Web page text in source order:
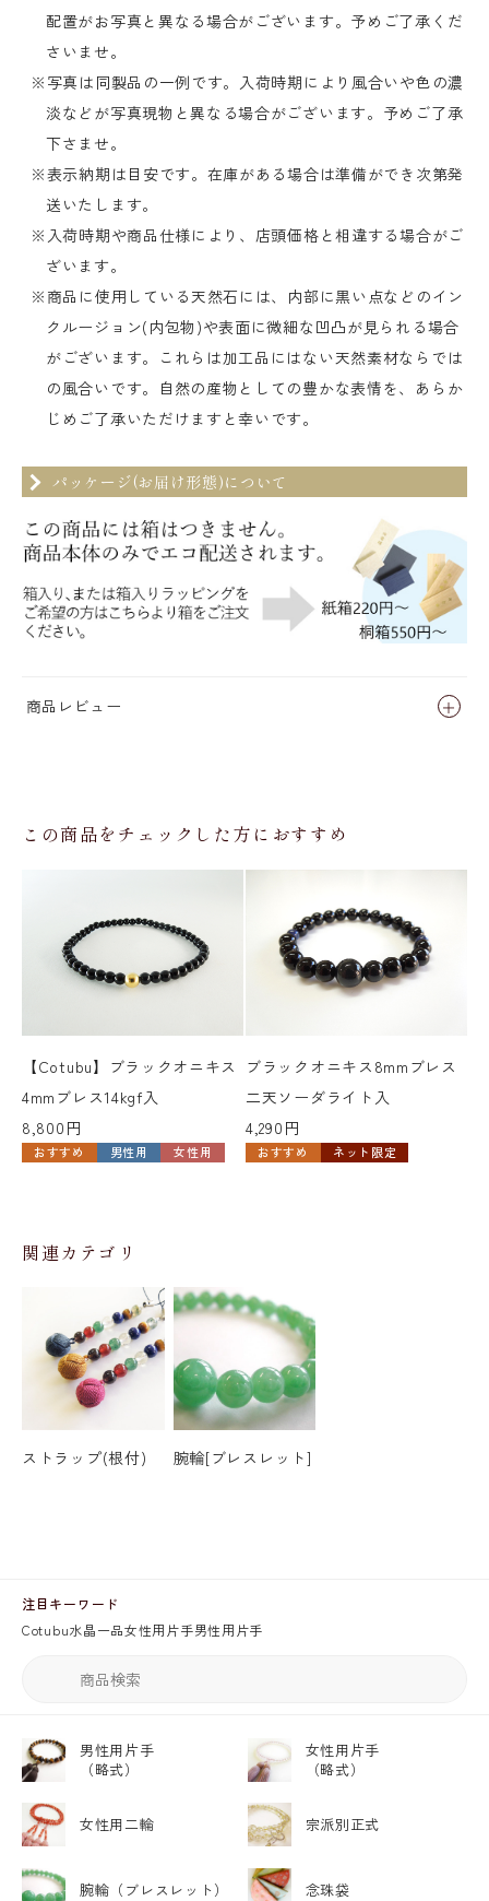
注目キーワード
Cotubu水晶一品女性用片手男性用片手
男性用片手
（略式）
女性用片手
（略式）
女性用二輪 宗派別正式
腕輪 （ブレスレット） 念珠袋
配置がお写真と異なる場合がございます。予めご了承くだ
さいませ。
※写真は同製品の一例です。入荷時期により風合いや色の濃
淡などが写真現物と異なる場合がございます。予めご了承
下さませ。
※表示納期は目安です。在庫がある場合は準備ができ次第発
送いたします。
※入荷時期や商品仕様により、店頭価格と相違する場合がご
ざいます。
※商品に使用している天然石には、内部に黒い点などのイン
クルージョン(内包物)や表面に微細な凹凸が見られる場合
がございます。これらは加工品にはない天然素材ならでは
の風合いです。自然の産物としての豊かな表情を、あらか
じめご了承いただけますと幸いです。
パッケージ(お届け形態)について
商品レビュー
この商品をチェックした方におすすめ
【Cotubu】ブラックオニキス
4mmブレス14kgf入
8,800円
おすすめ 男性用 女性用
ブラックオニキス8mmブレス
二天ソーダライト入
4,290円
おすすめ ネット限定
関連カテゴリ
ストラップ(根付) 腕輪[ブレスレット]